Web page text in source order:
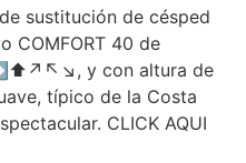
sustitución de césped
COMFORT 40 de
y con altura de
típico de la Costa
CLICK AQUI